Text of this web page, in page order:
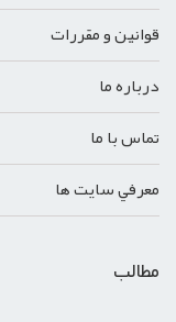
قوانين و مقررات
درباره ما
تماس با ما
معرفي سايت ها
مطالب